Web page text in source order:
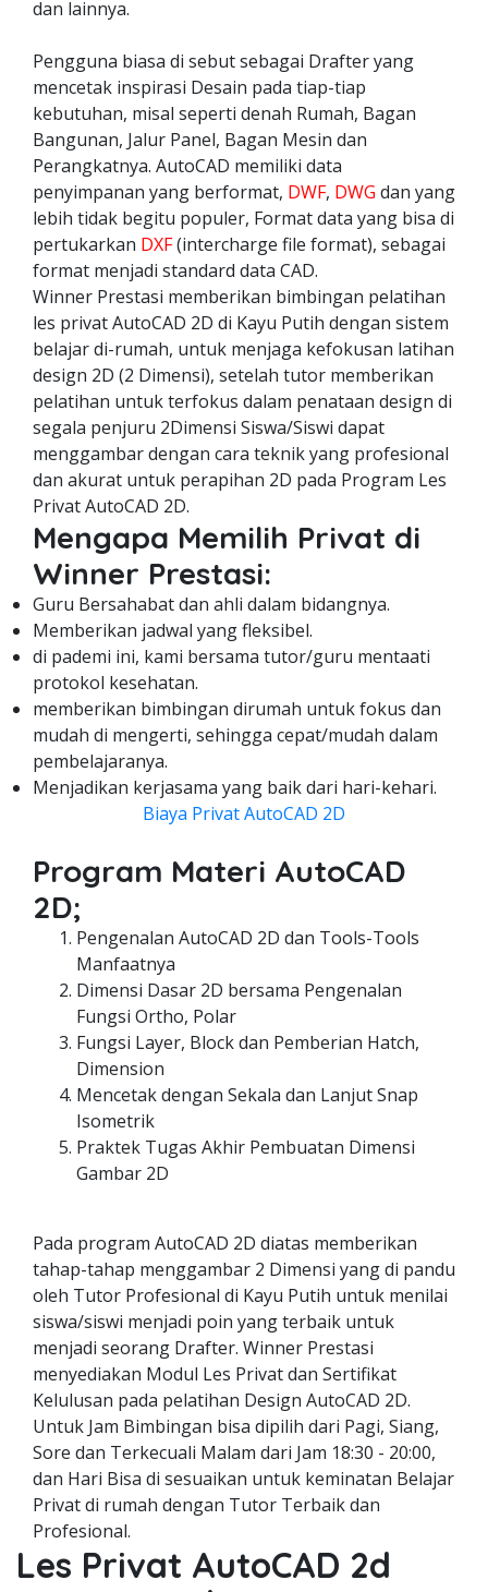
dan lainnya.
Pengguna biasa di sebut sebagai Drafter yang
mencetak inspirasi Desain pada tiap-tiap
kebutuhan, misal seperti denah Rumah, Bagan
Bangunan, Jalur Panel, Bagan Mesin dan
Perangkatnya. AutoCAD memiliki data
penyimpanan yang berformat, DWF, DWG dan yang
lebih tidak begitu populer, Format data yang bisa di
pertukarkan DXF(intercharge file format), sebagai
format menjadi standard data CAD.
Winner Prestasi memberikan bimbingan pelatihan
les privat AutoCAD 2D di Kayu Putih dengan sistem
belajar di-rumah, untuk menjaga kefokusan latihan
design 2D (2 Dimensi), setelah tutor memberikan
pelatihan untuk terfokus dalam penataan design di
segala penjuru 2Dimensi Siswa/Siswi dapat
menggambar dengan cara teknik yang profesional
dan akurat untuk perapihan 2D pada Program Les
Privat AutoCAD 2D.
Mengapa Memilih Privat di
Winner Prestasi:
Guru Bersahabat dan ahli dalam bidangnya.
Memberikan jadwal yang fleksibel.
di pademi ini, kami bersama tutor/guru mentaati
protokol kesehatan.
memberikan bimbingan dirumah untuk fokus dan
mudah di mengerti, sehingga cepat/mudah dalam
pembelajaranya.
Menjadikan kerjasama yang baik dari hari-kehari.
Biaya Privat AutoCAD 2D
Program Materi AutoCAD
2D;
Pengenalan AutoCAD 2D dan Tools-Tools
Manfaatnya
Dimensi Dasar 2D bersama Pengenalan
Fungsi Ortho, Polar
Fungsi Layer, Block dan Pemberian Hatch,
Dimension
Mencetak dengan Sekala dan Lanjut Snap
Isometrik
Praktek Tugas Akhir Pembuatan Dimensi
Gambar 2D
Pada program AutoCAD 2D diatas memberikan
tahap-tahap menggambar 2 Dimensi yang di pandu
oleh Tutor Profesional di Kayu Putih untuk menilai
siswa/siswi menjadi poin yang terbaik untuk
menjadi seorang Drafter. Winner Prestasi
menyediakan Modul Les Privat dan Sertifikat
Kelulusan pada pelatihan Design AutoCAD 2D.
Untuk Jam Bimbingan bisa dipilih dari Pagi, Siang,
Sore dan Terkecuali Malam dari Jam 18:30 - 20:00,
dan Hari Bisa di sesuaikan untuk keminatan Belajar
Privat di rumah dengan Tutor Terbaik dan
Profesional.
Les Privat AutoCAD 2d